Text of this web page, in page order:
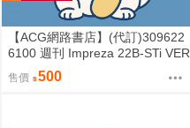
【ACG網路書店】(代訂)309622
6100 週刊 Impreza 22B-STi VER
SION をつくる (9)
售價 500